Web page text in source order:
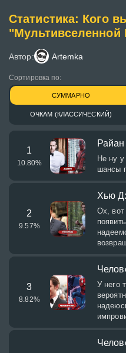
Статистика: Кого
"Мультивселенной
Автор: Artemka
Сортировка по:
СУММАРНО
ОЧКАМ (КЛАССИЧЕСКИЙ)
1
10.80%
Не ну у
шансы
2
9.57%
Хью
Ох, вот
3
8.82%
У него